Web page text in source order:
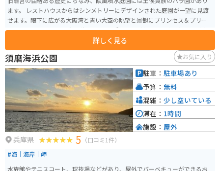
ます。 レストハウスからはシンメトリーにデザインされた庭園が一望に見渡
せます。眼下に広がる大阪湾と青い大空の眺望と景観にプリンセス＆プリン
ス気分を味わえます。 春と秋には約180種、4,000株のバラが開花し、色鮮や
かな花色と豊かな香りを楽しめます。詳しく見る
須磨海浜公園 お気に入り
兵庫県 5 （口コミ1件）
#海｜海岸｜岬
水族館やテニスコート、球技場などがあり、屋外でバーベキューができるお
駐車： 駐車場あり
予算： 無料
混雑： 少し空いている
滞在： 1時間
施設： 屋外